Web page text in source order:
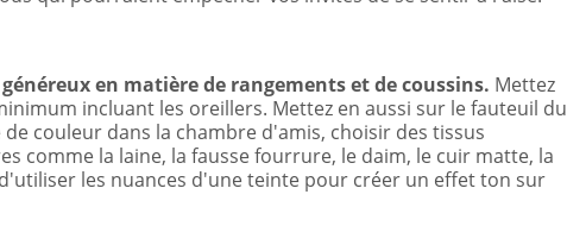
en matière de rangements et de coussins. Mettez
incluant les oreillers. Mettez en aussi sur le fauteuil du
couleur dans la chambre d'amis, choisir des tissus
comme la laine, la fausse fourrure, le daim, le cuir matte, la
les nuances d'une teinte pour créer un effet ton sur